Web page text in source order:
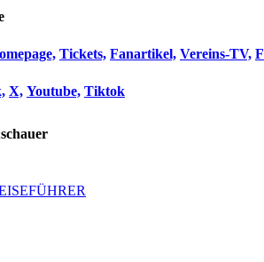
Tickets, Fanartikel, Vereins-TV,
X, Youtube, Tiktok